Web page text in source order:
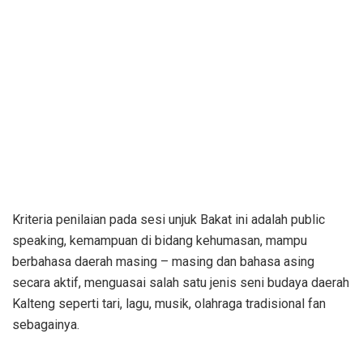
Kriteria penilaian pada sesi unjuk Bakat ini adalah public
speaking, kemampuan di bidang kehumasan, mampu
berbahasa daerah masing – masing dan bahasa asing
secara aktif, menguasai salah satu jenis seni budaya daerah
Kalteng seperti tari, lagu, musik, olahraga tradisional fan
sebagainya.